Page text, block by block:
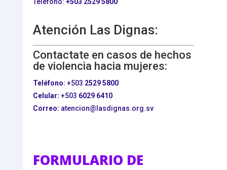
Teléfono: +503 2529 5800
Atención Las Dignas:
Contactate en casos de hechos
de violencia hacia mujeres:
Teléfono: +503 2529 5800
Celular: +503 6029 6410
Correo: atencion@lasdignas.org.sv
FORMULARIO DE